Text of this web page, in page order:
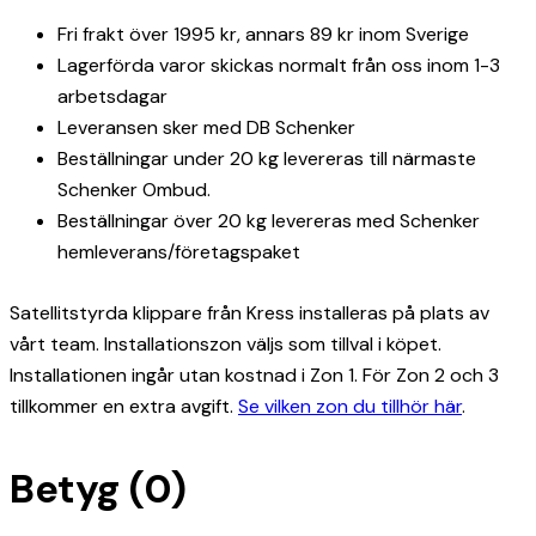
Fri frakt över 1995 kr, annars 89 kr inom Sverige
Lagerförda varor skickas normalt från oss inom 1-3
arbetsdagar
Leveransen sker med DB Schenker
Beställningar under 20 kg levereras till närmaste
Schenker Ombud.
Beställningar över 20 kg levereras med Schenker
hemleverans/företagspaket
Satellitstyrda klippare från Kress installeras på plats av
vårt team. Installationszon väljs som tillval i köpet.
Installationen ingår utan kostnad i Zon 1. För Zon 2 och 3
tillkommer en extra avgift. Se vilken zon du tillhör här.
Betyg (0)